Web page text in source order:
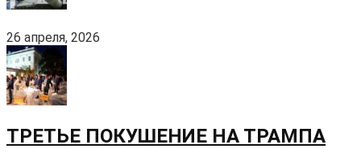
26 апреля, 2026
ТРЕТЬЕ ПОКУШЕНИЕ НА ТРАМПА